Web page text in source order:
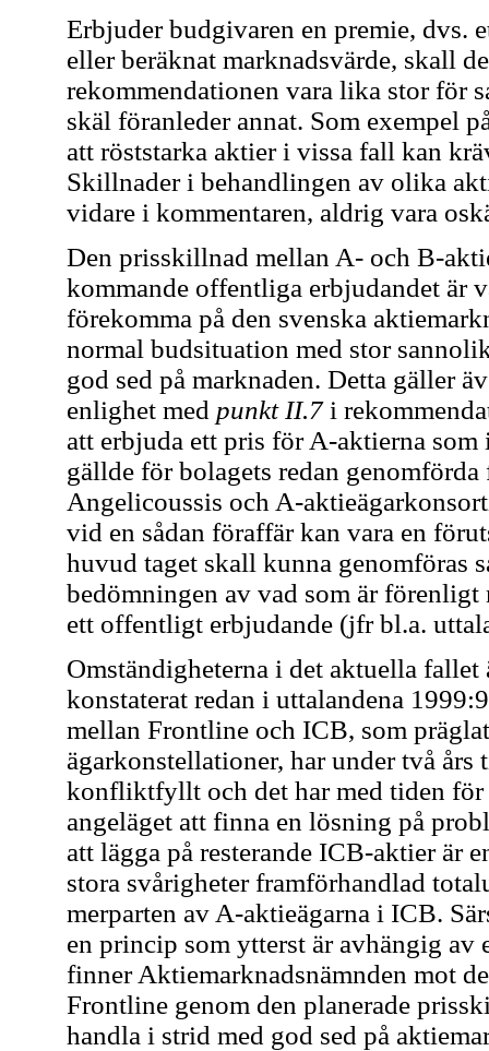
Erbjuder budgivaren en premie, dvs.
eller beräknat marknadsvärde, skall
rekommendationen vara lika stor för
skäl föranleder annat. Som exempel
att röststarka aktier i vissa fall kan
Skillnader i behandlingen av olika
vidare i kommentaren, aldrig vara
Den prisskillnad mellan A- och B-
kommande offentliga erbjudandet är
förekomma på den svenska
normal budsituation med stor
god sed på marknaden. Detta gäller
enlighet med punkt II.7i
att erbjuda ett pris för A-aktierna
gällde för bolagets redan
Angelicoussis och A-
vid en sådan föraffär kan vara en
huvud taget skall kunna genomföras
bedömningen av vad som är
ett offentligt erbjudande (jfr bl.a.
Omständigheterna i det aktuella
konstaterat redan i uttalandena
mellan Frontline och ICB, som
ägarkonstellationer, har under två
konfliktfyllt och det har med tiden för
angeläget att finna en lösning på
att lägga på resterande ICB-aktier är
stora svårigheter framförhandlad
merparten av A-aktieägarna i ICB.
en princip som ytterst är avhängig
finner Aktiemarknadsnämnden mot
Frontline genom den planerade
handla i strid med god sed på